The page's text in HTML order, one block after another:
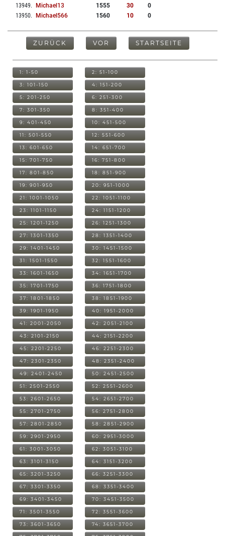
13949. Michael13 1555 30
0
13950. Michael566 1560 10 0
ZURÜCK VOR STARTSEITE
1: 1-50 2: 51-100
3: 101-150 4: 151-200
5: 201-250 6: 251-300
7: 301-350 8: 351-400
9: 401-450 10: 451-500
11: 501-550 12: 551-600
13: 601-650 14: 651-700
15: 701-750 16: 751-800
17: 801-850 18: 851-900
19: 901-950 20: 951-1000
21: 1001-1050 22: 1051-1100
23: 1101-1150 24: 1151-1200
25: 1201-1250 26: 1251-1300
27: 1301-1350 28: 1351-1400
29: 1401-1450 30: 1451-1500
31: 1501-1550 32: 1551-1600
33: 1601-1650 34: 1651-1700
35: 1701-1750 36: 1751-1800
37: 1801-1850 38: 1851-1900
39: 1901-1950 40: 1951-2000
41: 2001-2050 42: 2051-2100
43: 2101-2150 44: 2151-2200
45: 2201-2250 46: 2251-2300
47: 2301-2350 48: 2351-2400
49: 2401-2450 50: 2451-2500
51: 2501-2550 52: 2551-2600
53: 2601-2650 54: 2651-2700
55: 2701-2750 56: 2751-2800
57: 2801-2850 58: 2851-2900
59: 2901-2950 60: 2951-3000
61: 3001-3050 62: 3051-3100
63: 3101-3150 64: 3151-3200
65: 3201-3250 66: 3251-3300
67: 3301-3350 68: 3351-3400
69: 3401-3450 70: 3451-3500
71: 3501-3550 72: 3551-3600
73: 3601-3650 74: 3651-3700